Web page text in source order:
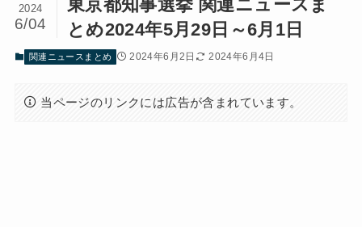
東京都知事選挙 関連ニュースま
とめ2024年5月29日～6月1日
2024
6/04
関連ニュースまとめ 2024年6月2日 2024年6月4日
当ページのリンクには広告が含まれています。